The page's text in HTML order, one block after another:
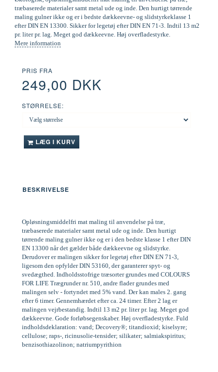
træbaserede materialer samt metal ude og inde. Den hurtigt tørrende
maling gulner ikke og er i bedste dækkeevne- og slidstyrkeklasse 1
efter DIN EN 13300. Sikker for legetøj efter DIN EN 71-3. Indtil 13 m2
pr. liter pr. lag. Meget god dækkeevne. Høj overfladestyrke.
Mere information
PRIS FRA
249,00 DKK
STØRRELSE:
LÆG I KURV
BESKRIVELSE
Opløsningsmiddelfri mat maling til anvendelse på træ,
træbaserede materialer samt metal ude og inde. Den hurtigt
tørrende maling gulner ikke og er i den bedste klasse 1 efter DIN
EN 13300 når det gælder både dækkeevne og slidstyrke.
Derudover er malingen sikker for legetøj efter DIN EN 71-3,
ligesom den opfylder DIN 53160, der garanterer spyt- og
svedægthed. Indholdsstofrige træsorter grundes med COLOURS
FOR LIFE Trægrunder nr. 510, andre flader grundes med
malingen selv - fortyndet med 5% vand. Der kan males 2. gang
efter 6 timer. Gennemhærdet efter ca. 24 timer. Efter 2 lag er
malingen vejrbestandig. Indtil 13 m2 pr. liter pr. lag. Meget god
dækkeevne. Gode forløbsegenskaber. Høj overfladestyrke. Fuld
indholdsdeklaration: vand; Decovery®; titandioxid; kiselsyre;
cellulose; raps-, ricinusolie-tensider; silikater; salmiakspiritus;
benzisothiazolinon; natriumpyrithion